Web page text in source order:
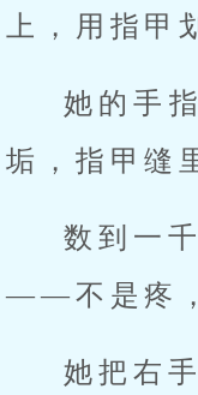
上，用指甲
她的手
垢，指甲缝
数到一
——不是疼，
她把右